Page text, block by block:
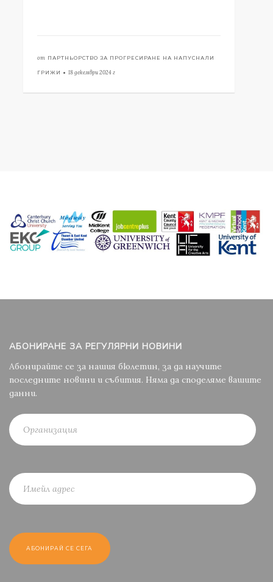
от ПАРТНЬОРСТВО ЗА ПРОГРЕСИРАНЕ НА НАПУСНАЛИ
ГРИЖИ • 18 декември 2024 г
АБОНИРАНЕ ЗА РЕГУЛЯРНИ НОВИНИ
Абонирайте се за нашия бюлетин, за да научите
последните новини и събития. Няма да споделяме вашите
данни.